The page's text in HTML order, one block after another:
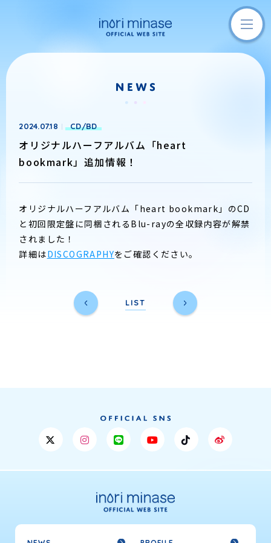
2024.07.18 CD/BD
オリジナルハーフアルバム「heart
bookmark」追加情報！
オリジナルハーフアルバム「heart bookmark」のCD
と初回限定盤に同梱されるBlu-rayの全収録内容が解禁
されました！
詳細はDISCOGRAPHYをご確認ください。
LIST